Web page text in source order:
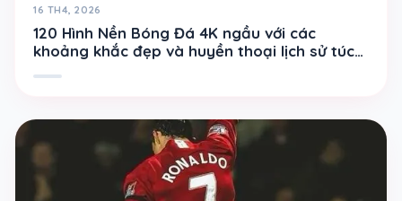
16 TH4, 2026
120 Hình Nền Bóng Đá 4K ngầu với các
khoảng khắc đẹp và huyền thoại lịch sử túc